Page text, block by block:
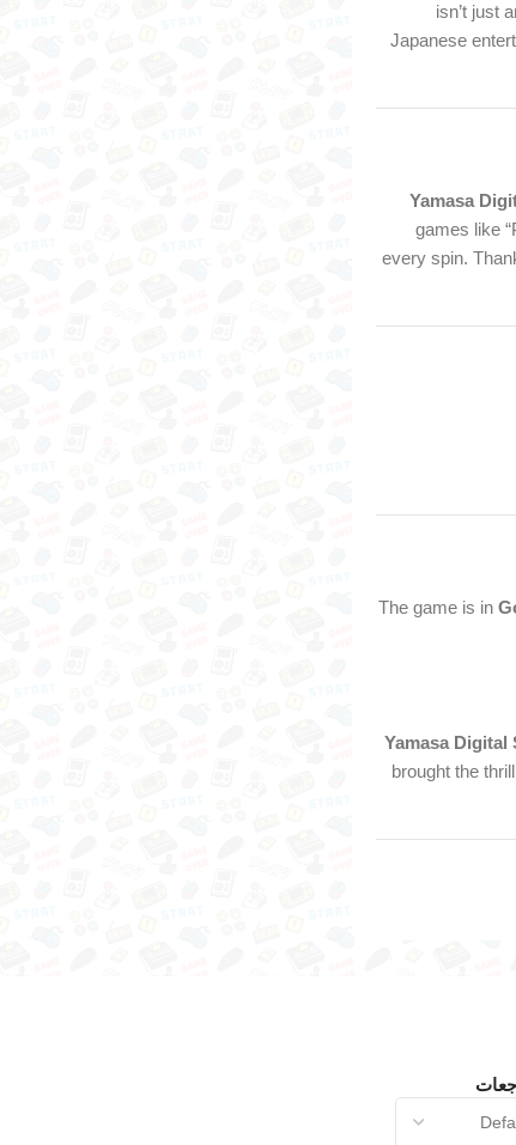
isn’t just
Japanese
Yamasa
games like
every spin.
The game is in
Yamasa Digital
brought the